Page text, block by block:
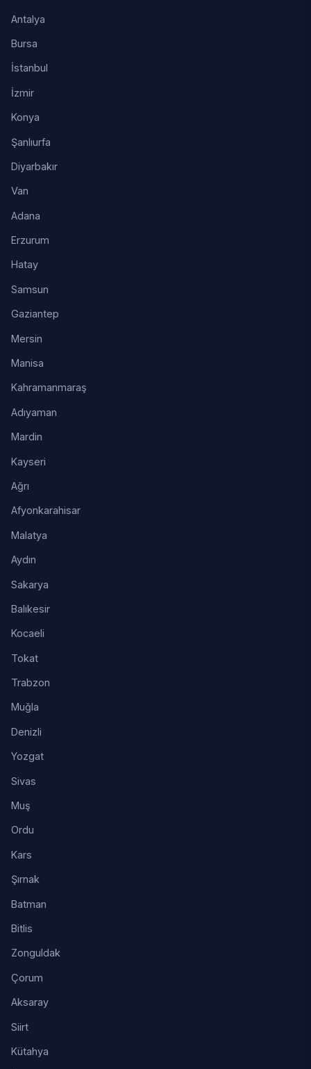
Antalya
Bursa
İstanbul
İzmir
Konya
Şanlıurfa
Diyarbakır
Van
Adana
Erzurum
Hatay
Samsun
Gaziantep
Mersin
Manisa
Kahramanmaraş
Adıyaman
Mardin
Kayseri
Ağrı
Afyonkarahisar
Malatya
Aydın
Sakarya
Balıkesir
Kocaeli
Tokat
Trabzon
Muğla
Denizli
Yozgat
Sivas
Muş
Ordu
Kars
Şırnak
Batman
Bitlis
Zonguldak
Çorum
Aksaray
Siirt
Kütahya